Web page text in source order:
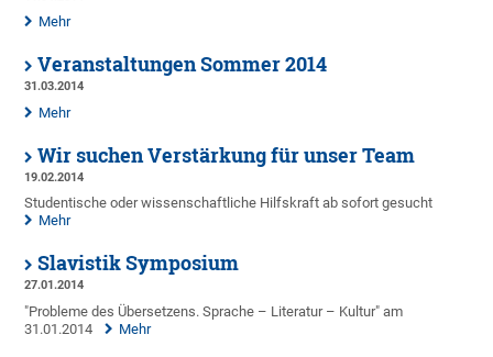
Mehr
Veranstaltungen Sommer 2014
31.03.2014
Mehr
Wir suchen Verstärkung für unser Team
19.02.2014
Studentische oder wissenschaftliche Hilfskraft ab sofort gesucht
Mehr
Slavistik Symposium
27.01.2014
"Probleme des Übersetzens. Sprache – Literatur – Kultur" am
31.01.2014
Mehr